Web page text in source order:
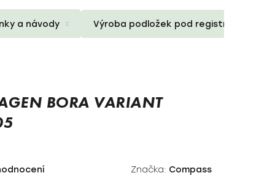
a návody Výroba podložek pod registrační
BORA VARIANT
Značka: Compass